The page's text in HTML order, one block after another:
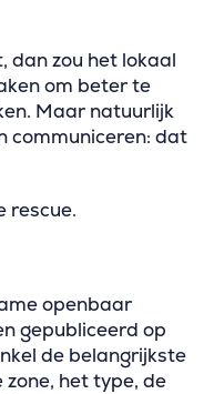
dan zou het lokaal
om beter te
Maar natuurlijk
communiceren: dat
rescue.
openbaar
gepubliceerd op
de belangrijkste
het type, de